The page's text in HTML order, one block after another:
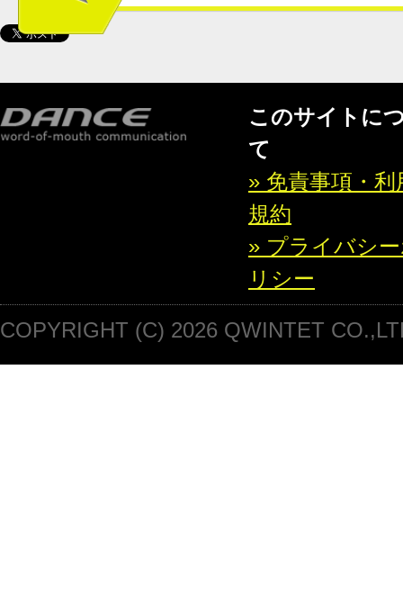
このサイトに
て
» 免責事項・利
規約
» プライバシ
リシー
COPYRIGHT (C) 2026 QWINTET